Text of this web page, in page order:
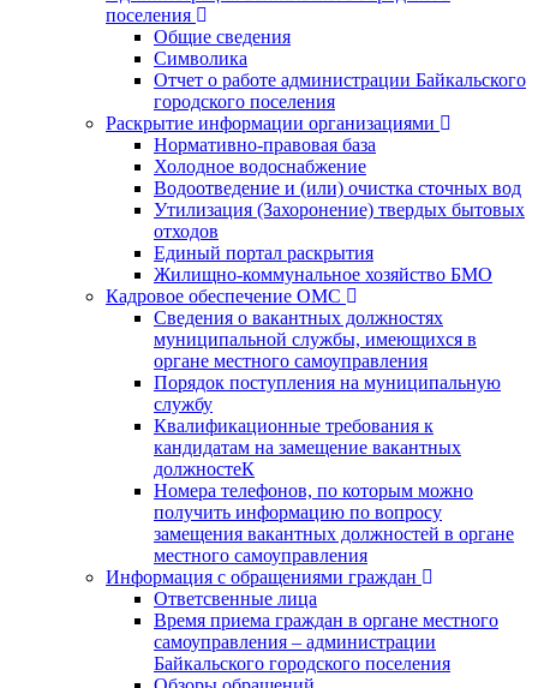
поселения
Общие сведения
Символика
Отчет о работе администрации Байкальского
городского поселения
Раскрытие информации организациями
Нормативно-правовая база
Холодное водоснабжение
Водоотведение и (или) очистка сточных вод
Утилизация (Захоронение) твердых бытовых
отходов
Единый портал раскрытия
Жилищно-коммунальное хозяйство БМО
Кадровое обеспечение ОМС
Сведения о вакантных должностях
муниципальной службы, имеющихся в
органе местного самоуправления
Порядок поступления на муниципальную
службу
Квалификационные требования к
кандидатам на замещение вакантных
должностеК
Номера телефонов, по которым можно
получить информацию по вопросу
замещения вакантных должностей в органе
местного самоуправления
Информация с обращениями граждан
Ответсвенные лица
Время приема граждан в органе местного
самоуправления – администрации
Байкальского городского поселения